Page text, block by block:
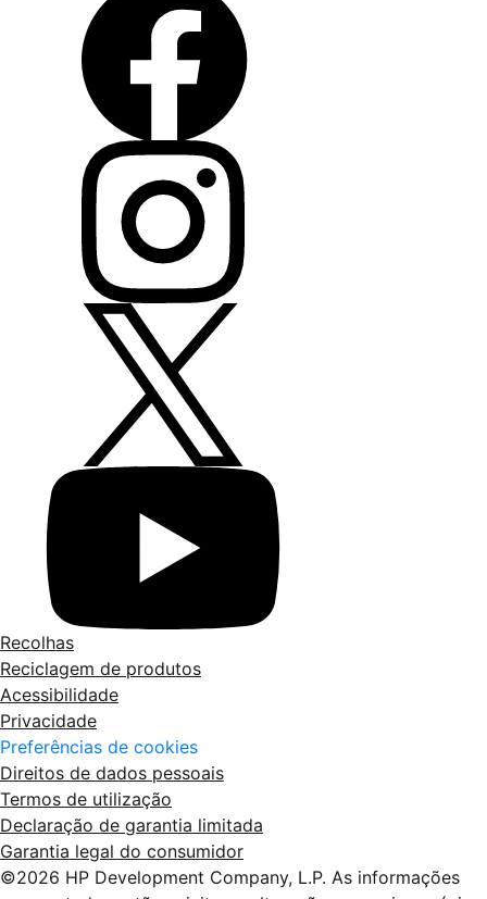
Recolhas
Reciclagem de produtos
Acessibilidade
Privacidade
Preferências de cookies
Direitos de dados pessoais
Termos de utilização
Declaração de garantia limitada
Garantia legal do consumidor
©2026 HP Development Company, L.P. As informações